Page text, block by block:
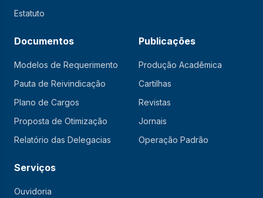
Estatuto
Documentos
Modelos de Requerimento
Pauta de Reivindicação
Plano de Cargos
Proposta de Otimização
Relatório das Delegacias
Publicações
Produção Acadêmica
Cartilhas
Revistas
Jornais
Operação Padrão
Serviços
Ouvidoria